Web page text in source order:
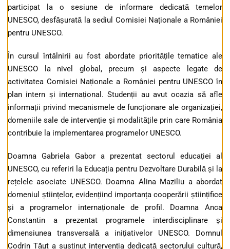
participat la o sesiune de informare dedicată temelor
UNESCO, desfășurată la sediul Comisiei Naționale a României
pentru UNESCO.
În cursul întâlnirii au fost abordate prioritățile tematice ale
UNESCO la nivel global, precum și aspecte legate de
activitatea Comisiei Naționale a României pentru UNESCO în
plan intern și internațional. Studenții au avut ocazia să afle
informații privind mecanismele de funcționare ale organizației,
domeniile sale de intervenție și modalitățile prin care România
contribuie la implementarea programelor UNESCO.
Doamna Gabriela Gabor a prezentat sectorul educației al
UNESCO, cu referiri la Educația pentru Dezvoltare Durabilă și la
rețelele asociate UNESCO. Doamna Alina Maziliu a abordat
domeniul științelor, evidențiind importanța cooperării științifice
și a programelor internaționale de profil. Doamna Anca
Constantin a prezentat programele interdisciplinare și
dimensiunea transversală a inițiativelor UNESCO. Domnul
Codrin Tăut a susținut intervenția dedicată sectorului cultură,